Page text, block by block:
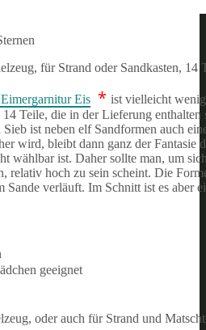
für Strand oder Sandkasten,
Eis * ist vielleicht
14 Teile, die in der Lieferung
ist neben elf Sandformen auch
wird, bleibt dann ganz der Fantasie
wählbar ist. Daher sollte man, um
relativ hoch zu sein scheint. Die
Sande verläuft. Im Schnitt ist es aber
geeignet
oder auch für Strand und